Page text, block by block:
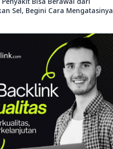
Sel, Begini Cara Mengatasinya